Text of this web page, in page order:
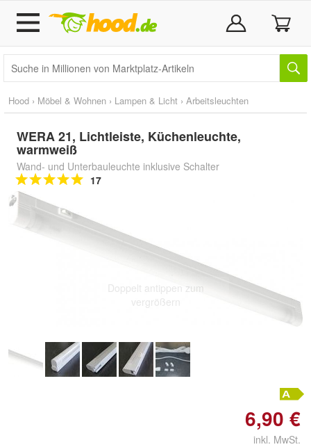
Hood › Möbel & Wohnen › Lampen & Licht › Arbeitsleuchten
WERA 21, Lichtleiste, Küchenleuchte,
warmweiß
Wand- und Unterbauleuchte inklusive Schalter
17
Doppelt antippen zum
vergrößern
6,90 €
inkl. MwSt.